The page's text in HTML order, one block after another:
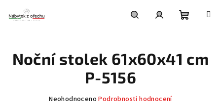
obsah
košík
Noční stolek 61x60x41 cm
P-5156
Průměrné
Neohodnoceno Podrobnosti hodnocení